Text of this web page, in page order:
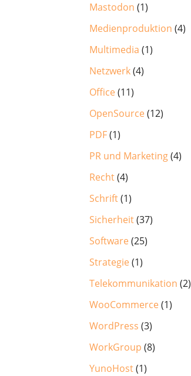
Mastodon (1)
Medienproduktion (4)
Multimedia (1)
Netzwerk(4)
Office(11)
OpenSource(12)
PDF(1)
PR und Marketing(4)
Recht(4)
Schrift(1)
Sicherheit(37)
Software(25)
Strategie(1)
Telekommunikation (2)
WooCommerce(1)
WordPress (3)
WorkGroup (8)
YunoHost(1)